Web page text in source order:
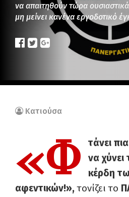
να απαιτηθούν τώρα
μη μείνει κανένα εργοδοτικό
Κατιούσα
«Φ
τάνει
να χύνει
κέρδη
αφεντικών!»,τονίζει το